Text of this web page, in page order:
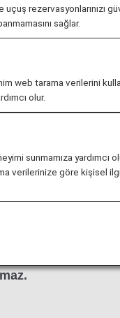
lounge'a yönelik
Lounge,
tarafından
dışındaki bir
Lütfen ilgili
rezervasyonlarınızı
sağlar.
web tarama verilerini
olur.
sunmamıza yardımcı
verilerinize göre kişisel